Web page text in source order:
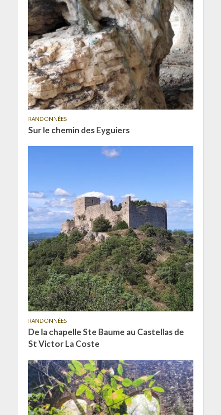
RANDONNÉES
Sur le chemin des Eyguiers
RANDONNÉES
De la chapelle Ste Baume au Castellas de
St Victor La Coste